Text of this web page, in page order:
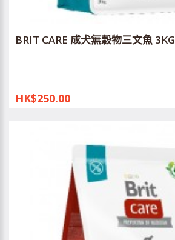
BRIT CARE 成犬無穀物三文魚 3KG
HK$250.00